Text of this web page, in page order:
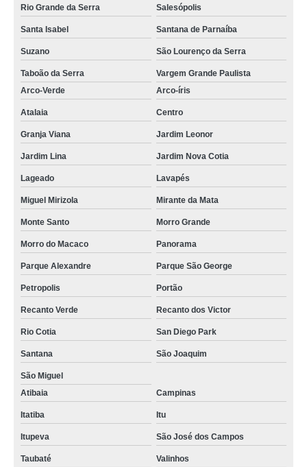
Rio Grande da Serra Salesópolis
Santa Isabel Santana de Parnaíba
Suzano São Lourenço da Serra
Taboão da Serra
Vargem Grande Paulista
Arco-Verde
Arco-íris
Atalaia Centro
Granja Viana Jardim Leonor
Jardim Lina Jardim Nova Cotia
Lageado Lavapés
Miguel Mirizola Mirante da Mata
Monte Santo Morro Grande
Morro do Macaco Panorama
Parque Alexandre Parque São George
Petropolis Portão
Recanto Verde Recanto dos Victor
Rio Cotia San Diego Park
Santana São Joaquim
São Miguel
Atibaia
Campinas
Itatiba Itu
Itupeva São José dos Campos
Taubaté Valinhos